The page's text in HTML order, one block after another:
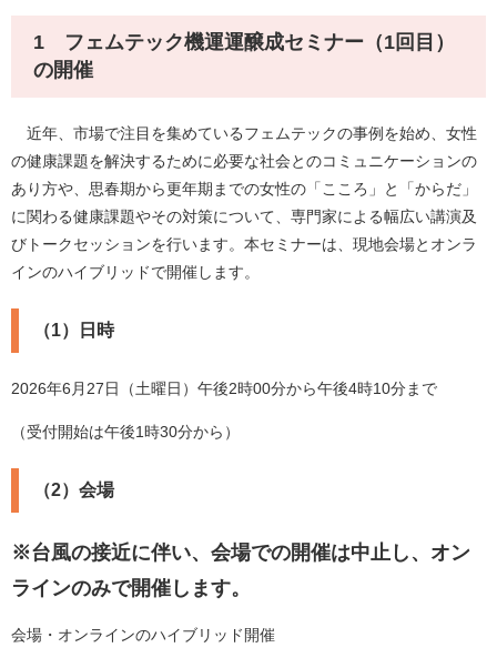
1 フェムテック機運運醸成セミナー（1回目）
の開催
近年、市場で注目を集めているフェムテックの事例を始め、女性
の健康課題を解決するために必要な社会とのコミュニケーションの
あり方や、思春期から更年期までの女性の「こころ」と「からだ」
に関わる健康課題やその対策について、専門家による幅広い講演及
びトークセッションを行います。本セミナーは、現地会場とオンラ
インのハイブリッドで開催します。
（1）日時
2026年6月27日（土曜日）午後2時00分から午後4時10分まで
（受付開始は午後1時30分から）
（2）会場
※台風の接近に伴い、会場での開催は中止し、オン
ラインのみで開催します。
会場・オンラインのハイブリッド開催